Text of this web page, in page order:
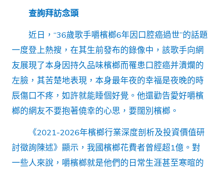
養
價
格
應
該
提
醒
迫
害〉
中
查詢拜訪念頭
近日，“36歲歌手嚼檳榔6年因口腔癌過世”的話題
一度登上熱搜，在其生前發布的錄像中，該歌手向網
友展現了本身因持久品味檳榔而罹患口腔癌并潰爛的
左臉，其苦楚地表現，本身最年夜的幸福是夜晚的時
辰傷口不疼，如許就能睡個好覺。他還勸告愛好嚼檳
榔的網友不要抱著僥幸的心思，要闊別檳榔。
《2021-2026年檳榔行業深度剖析及投資價值研
討徵詢陳述》顯示，我國檳榔花費者曾經超1億。對
一些人來說，嚼檳榔就是他們的日常生涯甚至寒暄的